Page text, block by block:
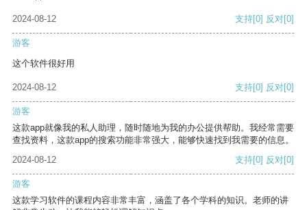
2024-08-12 支持[0] 反对[0]
游客
这个软件很好用
2024-08-12 支持[0] 反对[0]
游客
这款app就像我的私人助理，随时随地为我的办公提供帮助。我经常需要
查找资料，这款app的搜索功能非常强大，能够快速找到我需要的信息。
2024-08-12
支持[0] 反对[0]
游客
这款学习软件的课程内容非常丰富，涵盖了各个学科的知识。老师的讲